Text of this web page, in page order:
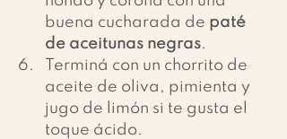
buena cucharada de paté
de aceitunas negras.
Terminá con un chorrito de
aceite de oliva, pimienta y
jugo de limón si te gusta el
toque ácido.